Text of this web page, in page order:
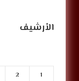
الأرشيف
1
2